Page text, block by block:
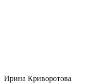
Ирина Криворотова